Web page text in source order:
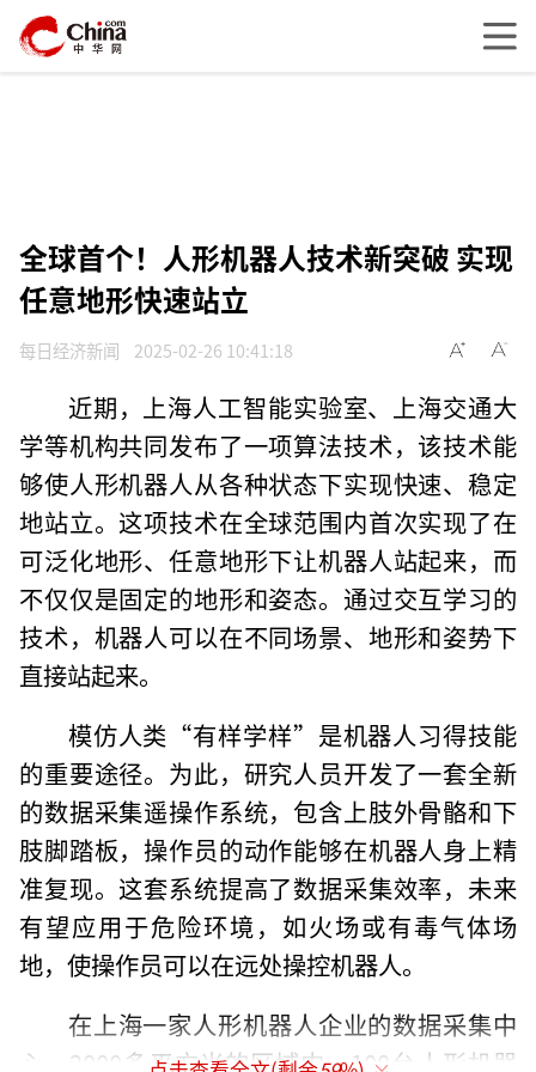
全球首个！人形机器人技术新突破 实现
任意地形快速站立
每日经济新闻 2025-02-26 10:41:18
近期，上海人工智能实验室、上海交通大
学等机构共同发布了一项算法技术，该技术能
够使人形机器人从各种状态下实现快速、稳定
地站立。这项技术在全球范围内首次实现了在
可泛化地形、任意地形下让机器人站起来，而
不仅仅是固定的地形和姿态。通过交互学习的
技术，机器人可以在不同场景、地形和姿势下
直接站起来。
模仿人类“有样学样”是机器人习得技能
的重要途径。为此，研究人员开发了一套全新
的数据采集遥操作系统，包含上肢外骨骼和下
肢脚踏板，操作员的动作能够在机器人身上精
准复现。这套系统提高了数据采集效率，未来
有望应用于危险环境，如火场或有毒气体场
地，使操作员可以在远处操控机器人。
在上海一家人形机器人企业的数据采集中
心，2000多平方米的区域内，100台人形机器